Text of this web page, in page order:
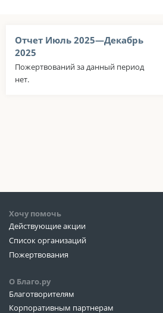
Отчет Июль 2025—Декабрь
2025
Пожертвований за данный период
нет.
Хочу помочь
Действующие акции
Список организаций
Пожертвования
О Благо.ру
Благотворителям
Корпоративным партнерам